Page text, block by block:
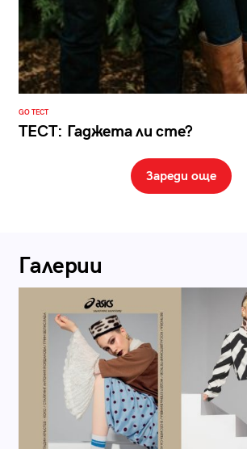
GO ТЕСТ
ТЕСТ: Гаджета ли сте?
Зареди още
Галерии